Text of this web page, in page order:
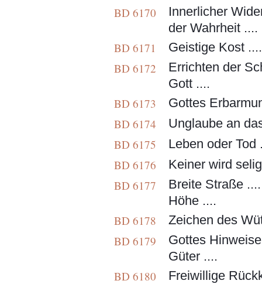
BD 6170
Innerlicher
der Wahrheit ....
BD 6171
Geistige Kost
BD 6172
Errichten der
Gott ....
BD 6173
Gottes
BD 6174
Unglaube an
BD 6175
Leben oder
BD 6176
Keiner wird
BD 6177
Breite Straße
Höhe ....
BD 6178
Zeichen des
BD 6179
Gottes
Güter ....
BD 6180
Freiwillige